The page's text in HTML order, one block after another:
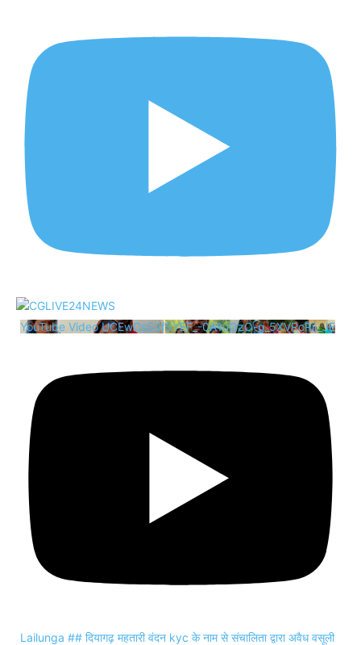
YouTube Video UCEwCsS3f5YEF_-0A1uOzO-g_5XVRcRii_JE
Lailunga ## दियागढ़ महतारी वंदन kyc के नाम से संचालिता द्वारा अवैध वसूली